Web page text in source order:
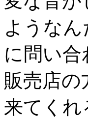
ような
に問い合
販売店
来てく